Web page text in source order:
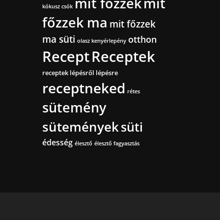
kókusz csók
főzzek ma mit főzzek
ma süti olasz kenyérlepény otthon
ReceptReceptek
receptek lépésről lépésre
receptneked rétes
sütemény
süteményeksüti
édesség élesztő élesztő fagyasztás